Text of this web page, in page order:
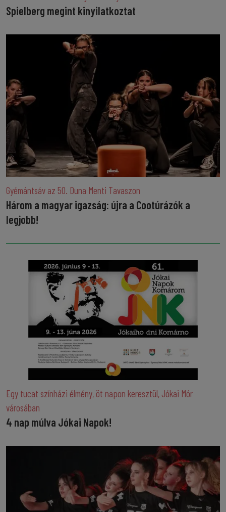
Spielberg megint kinyilatkoztat
Gyémántsáv az 50. Duna Menti Tavaszon
Három a magyar igazság: újra a Cootúrázók a
legjobb!
Egy tucat színházi élmény, öt napon keresztül, Jókai Mór
városában
4 nap múlva Jókai Napok!